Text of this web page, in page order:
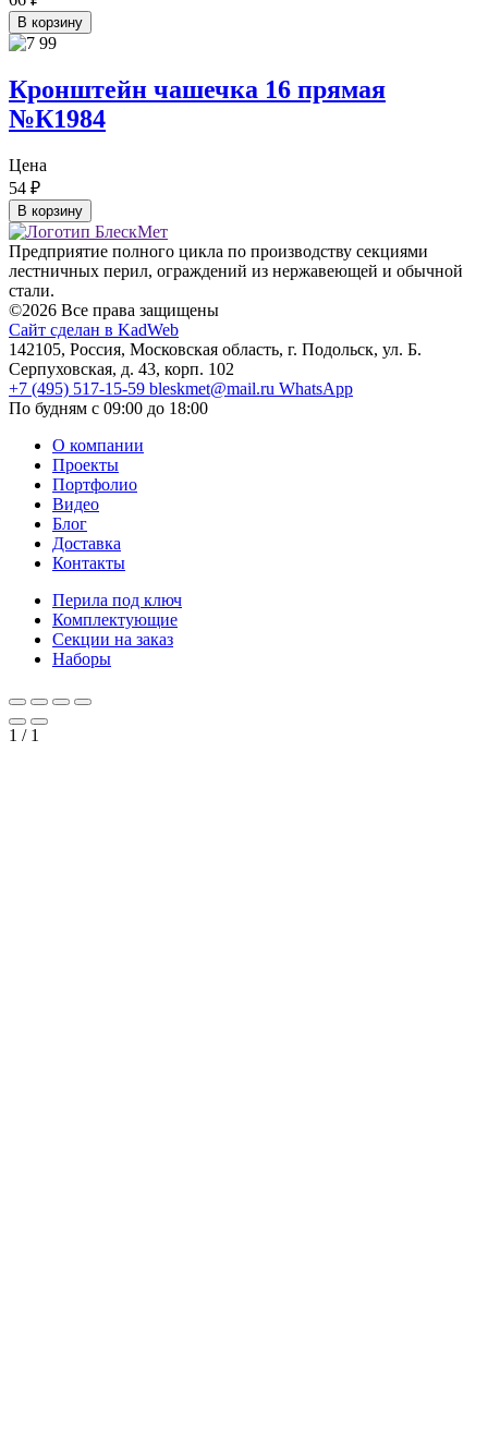
В корзину
Кронштейн чашечка 16 прямая
№К1984
Цена
54 ₽
В корзину
Предприятие полного цикла по производству секциями
лестничных перил, ограждений из нержавеющей и обычной
стали.
©2026 Все права защищены
Сайт сделан в KadWeb
142105, Россия, Московская область, г. Подольск, ул. Б.
Серпуховская, д. 43, корп. 102
+7 (495) 517-15-59 bleskmet@mail.ru WhatsApp
По будням с 09:00 до 18:00
О компании
Проекты
Портфолио
Видео
Блог
Доставка
Контакты
Перила под ключ
Комплектующие
Секции на заказ
Наборы
1 / 1